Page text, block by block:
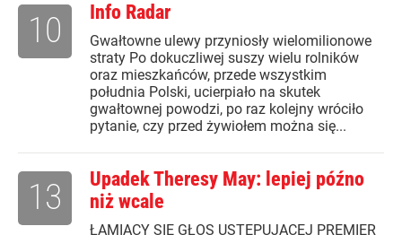
Info Radar
Gwałtowne ulewy przyniosły wielomilionowe
straty Po dokuczliwej suszy wielu rolników
oraz mieszkańców, przede wszystkim
południa Polski, ucierpiało na skutek
gwałtownej powodzi, po raz kolejny wróciło
pytanie, czy przed żywiołem można się...
10
Upadek Theresy May: lepiej późno
niż wcale
ŁAMIĄCY SIĘ GŁOS USTĘPUJĄCEJ PREMIER
13